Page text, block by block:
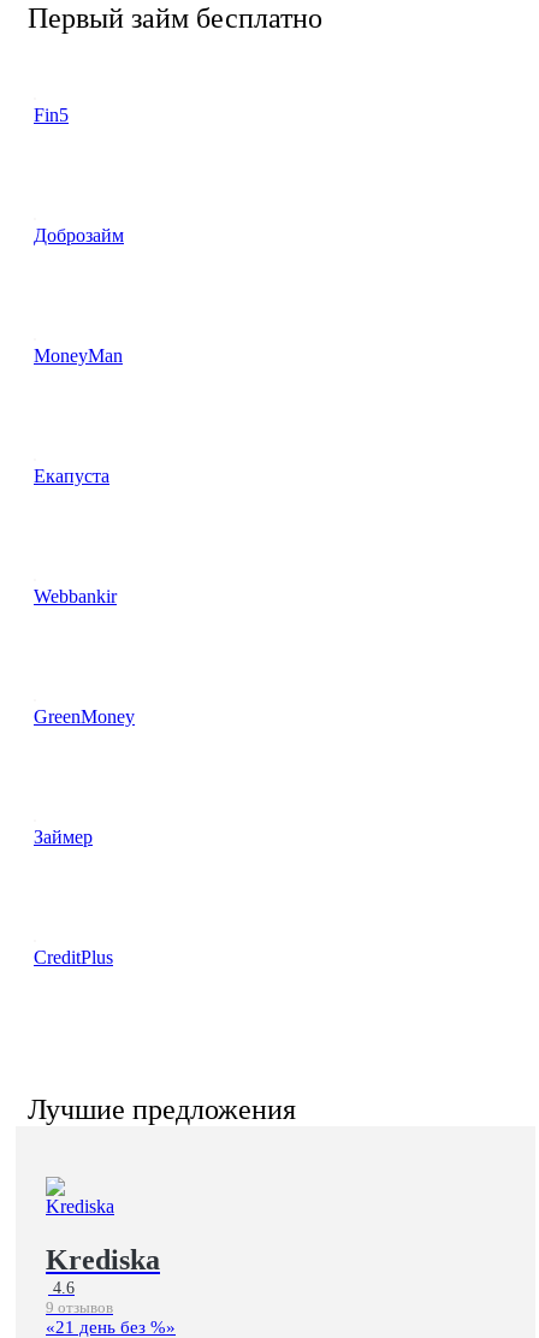
Первый займ бесплатно
Fin5
Доброзайм
MoneyMan
Екапуста
Webbankir
GreenMoney
Займер
CreditPlus
Лучшие предложения
Krediska
4.6
9 отзывов
«21 день без %»